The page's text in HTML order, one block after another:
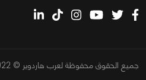
جميع الحقوق محفوظة لعرب هاردوير © 2022